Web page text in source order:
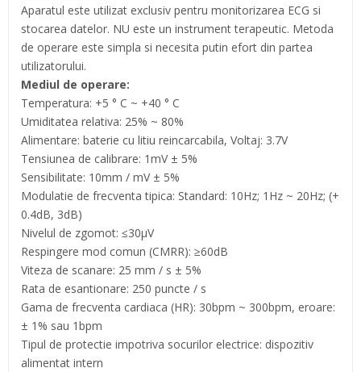
Aparatul este utilizat exclusiv pentru monitorizarea ECG si
stocarea datelor. NU este un instrument terapeutic. Metoda
de operare este simpla si necesita putin efort din partea
utilizatorului.
Mediul de operare:
Temperatura: +5 ° C ~ +40 ° C
Umiditatea relativa: 25% ~ 80%
Alimentare: baterie cu litiu reincarcabila, Voltaj: 3.7V
Tensiunea de calibrare: 1mV ± 5%
Sensibilitate: 10mm / mV ± 5%
Modulatie de frecventa tipica: Standard: 10Hz; 1Hz ~ 20Hz; (+
0.4dB, 3dB)
Nivelul de zgomot: ≤30μV
Respingere mod comun (CMRR): ≥60dB
Viteza de scanare: 25 mm / s ± 5%
Rata de esantionare: 250 puncte / s
Gama de frecventa cardiaca (HR): 30bpm ~ 300bpm, eroare:
± 1% sau 1bpm
Tipul de protectie impotriva socurilor electrice: dispozitiv
alimentat intern